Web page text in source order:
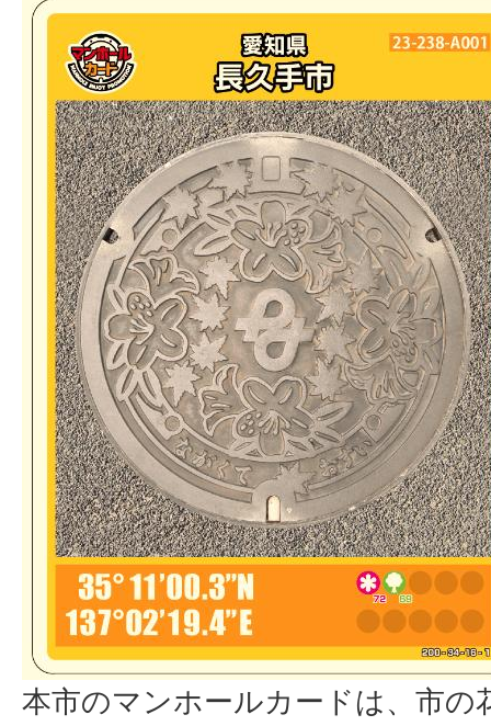
本市のマンホールカードは、市の